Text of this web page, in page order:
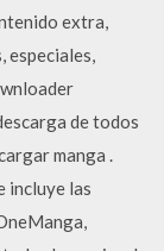
extra,
especiales,
de todos
manga .
incluye las